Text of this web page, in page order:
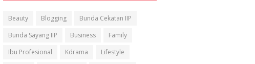
Beauty Blogging
Bunda Cekatan IIP
Bunda Sayang IIP
Business
Family
Ibu Profesional
Kdrama
Lifestyle